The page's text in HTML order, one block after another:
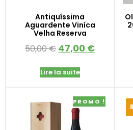
Antiquíssima
Aguardente Viníca
Velha Reserva
50,00€ 47,00 €
Lire la suite
PROMO !